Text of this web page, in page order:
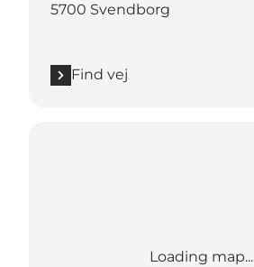
5700 Svendborg
Find vej
Loading map...